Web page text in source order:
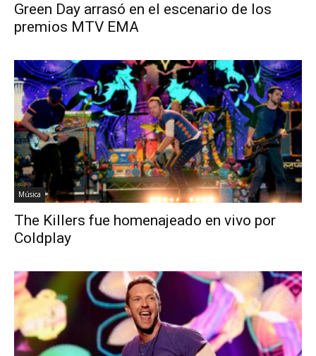
Green Day arrasó en el escenario de los
premios MTV EMA
Música
The Killers fue homenajeado en vivo por
Coldplay